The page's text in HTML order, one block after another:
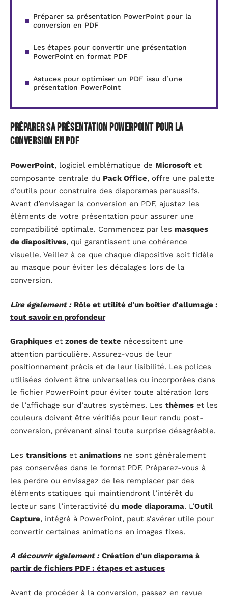
Préparer sa présentation PowerPoint pour la
conversion en PDF
Les étapes pour convertir une présentation
PowerPoint en format PDF
Astuces pour optimiser un PDF issu d’une
présentation PowerPoint
Préparer sa présentation PowerPoint pour la
conversion en PDF
PowerPoint, logiciel emblématique de Microsoft et
composante centrale du Pack Office, offre une palette
d’outils pour construire des diaporamas persuasifs.
Avant d’envisager la conversion en PDF, ajustez les
éléments de votre présentation pour assurer une
compatibilité optimale. Commencez par les masques
de diapositives, qui garantissent une cohérence
visuelle. Veillez à ce que chaque diapositive soit fidèle
au masque pour éviter les décalages lors de la
conversion.
Lire également : Rôle et utilité d'un boîtier d'allumage :
tout savoir en profondeur
Graphiques et zones de texte nécessitent une
attention particulière. Assurez-vous de leur
positionnement précis et de leur lisibilité. Les polices
utilisées doivent être universelles ou incorporées dans
le fichier PowerPoint pour éviter toute altération lors
de l’affichage sur d’autres systèmes. Les thèmes et les
couleurs doivent être vérifiés pour leur rendu post-
conversion, prévenant ainsi toute surprise désagréable.
Les transitions et animations ne sont généralement
pas conservées dans le format PDF. Préparez-vous à
les perdre ou envisagez de les remplacer par des
éléments statiques qui maintiendront l’intérêt du
lecteur sans l’interactivité du mode diaporama. L’Outil
Capture, intégré à PowerPoint, peut s’avérer utile pour
convertir certaines animations en images fixes.
A découvrir également : Création d'un diaporama à
partir de fichiers PDF : étapes et astuces
Avant de procéder à la conversion, passez en revue